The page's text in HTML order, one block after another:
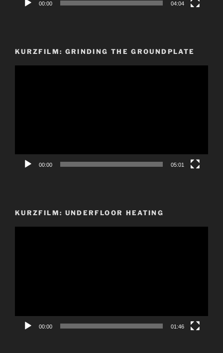
00:00 04:04
KURZFILM: GRINDING THE GROUNDPLATE
00:00 05:01
KURZFILM: UNDERFLOOR HEATING
00:00 01:46